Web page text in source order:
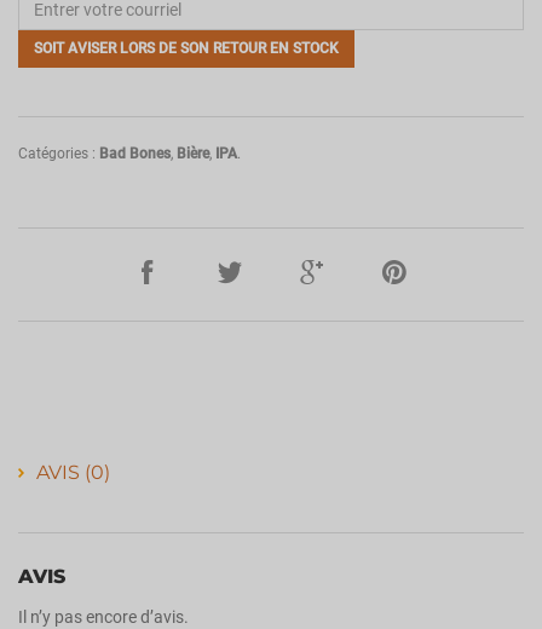
SOIT AVISER LORS DE SON RETOUR EN STOCK
Catégories : Bad Bones, Bière, IPA.
AVIS (0)
AVIS
Il n’y pas encore d’avis.